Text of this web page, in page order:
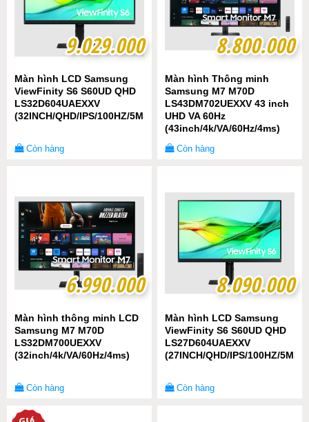
9.029.000
9.029.000
Màn hình LCD Samsung
ViewFinity S6 S60UD QHD
LS32D604UAEXXV
(32INCH/QHD/IPS/100HZ/5MS)
Còn hàng
8.800.000
8.800.000
Màn hình Thông minh
Samsung M7 M70D
LS43DM702UEXXV 43 inch
UHD VA 60Hz
(43inch/4k/VA/60Hz/4ms)
Còn hàng
6.990.000
6.990.000
Màn hình thông minh LCD
Samsung M7 M70D
LS32DM700UEXXV
(32inch/4k/VA/60Hz/4ms)
Còn hàng
8.090.000
8.090.000
Màn hình LCD Samsung
ViewFinity S6 S60UD QHD
LS27D604UAEXXV
(27INCH/QHD/IPS/100HZ/5MS)
Còn hàng